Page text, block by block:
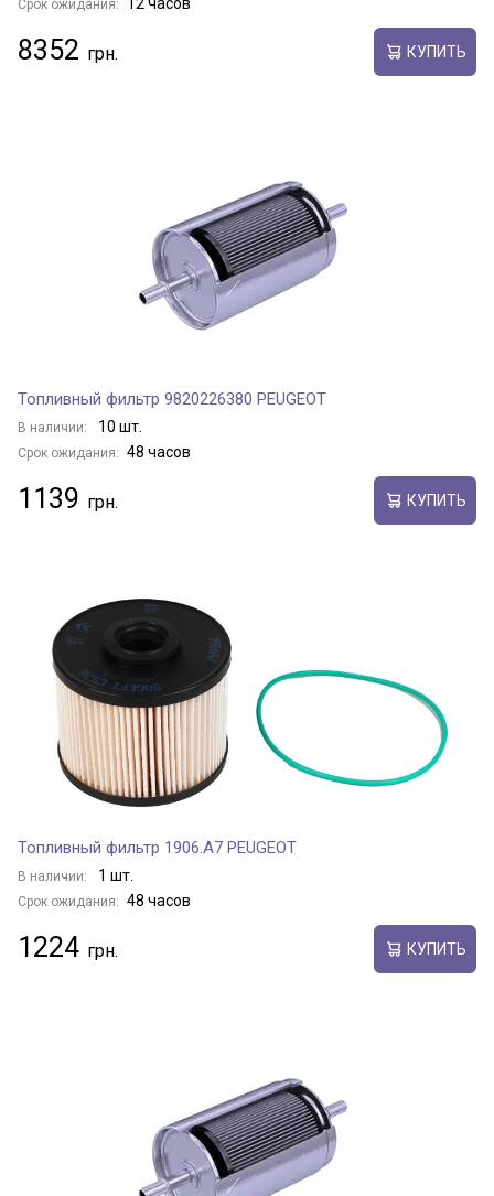
Срок ожидания:
8352 КУПИТЬ
Топливный фильтр 9820226380 PEUGEOT
В наличии: 10 шт.
Срок ожидания: 48 часов
1139 КУПИТЬ
Топливный фильтр 1906.A7 PEUGEOT
В наличии: 1 шт.
Срок ожидания: 48 часов
1224 КУПИТЬ